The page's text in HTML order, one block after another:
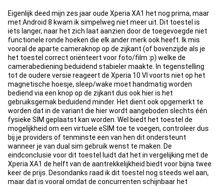
Eigenlijk deed mijn zes jaar oude Xperia XA1 het nog prima, maar
met Android 8 kwam ik simpelweg niet meer uit. Dit toestel is
iets langer, naar het zich laat aanzien door de toegevoegde niet
functionele ronde hoeken die elk ander merk ook heeft. Ik mis
vooral de aparte cameraknop op de zijkant (of bovenzijde als je
het toestel correct oriënteert voor foto/film :p) welke de
camerabediening beduidend stabieler maakte. In tegenstelling
tot de oudere versie reageert de Xperia 10 VI voorts niet op het
magnetische hoesje, sleep/wake moet handmatig worden
bediend via een knop op de zijkant dus ook hier is het
gebruiksgemak beduidend minder. Het dient ook opgemerkt te
worden dat in de variant die hier wordt aangeboden slechts één
fysieke SIM geplaatst kan worden. Wel biedt het toestel de
mogelijkheid om een virtuele eSIM toe te voegen, controleer dus
bij je providers of tenminste een van hen dit ondersteunt
wanneer je van dual sim gebruik wenst te maken. De
eindconclusie voor dit toestel luidt dat het in vergelijking met de
Xperia XA1 de helft van de aantrekkelijkheid biedt voor bijna twee
keer de prijs. Desondanks raad ik dit toestel nog steeds wel aan,
maar dat is vooral omdat de concurrenten schijnbaar het